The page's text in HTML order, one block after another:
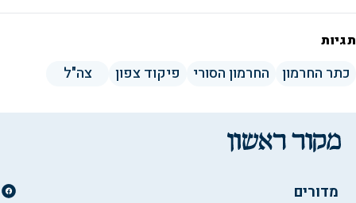
תגיות
כתר החרמון החרמון הסורי פיקוד צפון צה"ל
מדורים